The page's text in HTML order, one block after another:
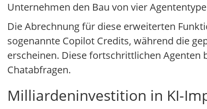
Unternehmen den Bau von vier
Die Abrechnung für diese erweiterten
sogenannte Copilot Credits, während die
erscheinen. Diese fortschrittlichen Agenten
Chatabfragen.
Milliardeninvestition in KI-